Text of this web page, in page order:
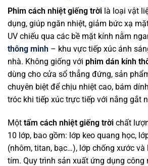
Phim cách nhiệt giếng trời là loại vật
dụng, giúp ngăn nhiệt, giảm bức xạ
UV chiếu qua các bề mặt kính nằm
thông minh – khu vực tiếp xúc ánh
nhà. Không giống với phim dán kính
dùng cho cửa sổ thẳng đứng, sản
chuyên biệt để chịu nhiệt cao, bám
tróc khi tiếp xúc trực tiếp với nắng gắt
Một tấm cách nhiệt giếng trời chất
10 lớp, bao gồm: lớp keo quang học,
(nhôm, titan, bạc…), lớp chống xước
tím. Quy trình sản xuất ứng dụng công